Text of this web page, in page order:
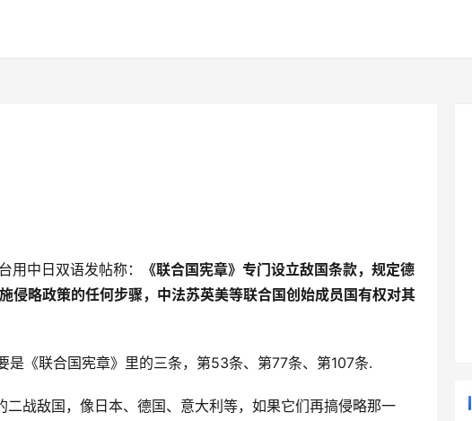
用中日双语发帖称：
《联合国宪章》专门设立敌国条款，规定德
侵略政策的任何步骤，中法苏英美等联合国创始成员国有权对其
是《联合国宪章》里的三条，第53条、第77条、第107条.
战敌国，像日本、德国、意大利等，如果它们再搞侵略那一